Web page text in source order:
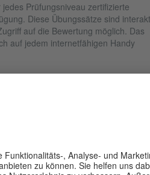
Prüfungsniveau zertifizierte
Diese Übungssätze sind
auf die Bewertung möglich. Das
auf jedem internetfähigen Handy
(TAHOMA)